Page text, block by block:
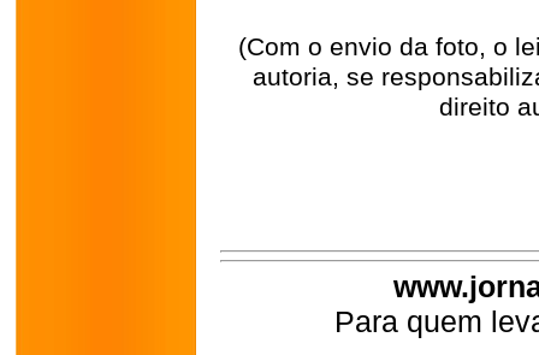
(Com o envio da foto, o
autoria, se
direito
Para quem